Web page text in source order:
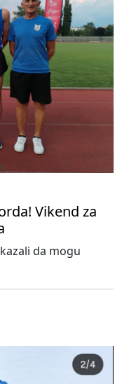
Vikend za
da mogu